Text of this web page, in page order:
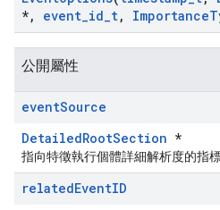
*, event_id_t, Importance
公開屬性
eventSource
DetailedRootSection *
指向特徵執行個體詳細解析度的指標
relatedEventID